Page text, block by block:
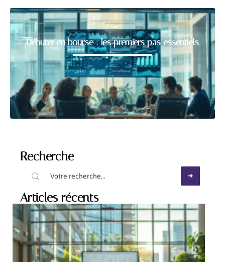
Débuter en bourse : les premiers pas essentiels
Recherche
Articles récents